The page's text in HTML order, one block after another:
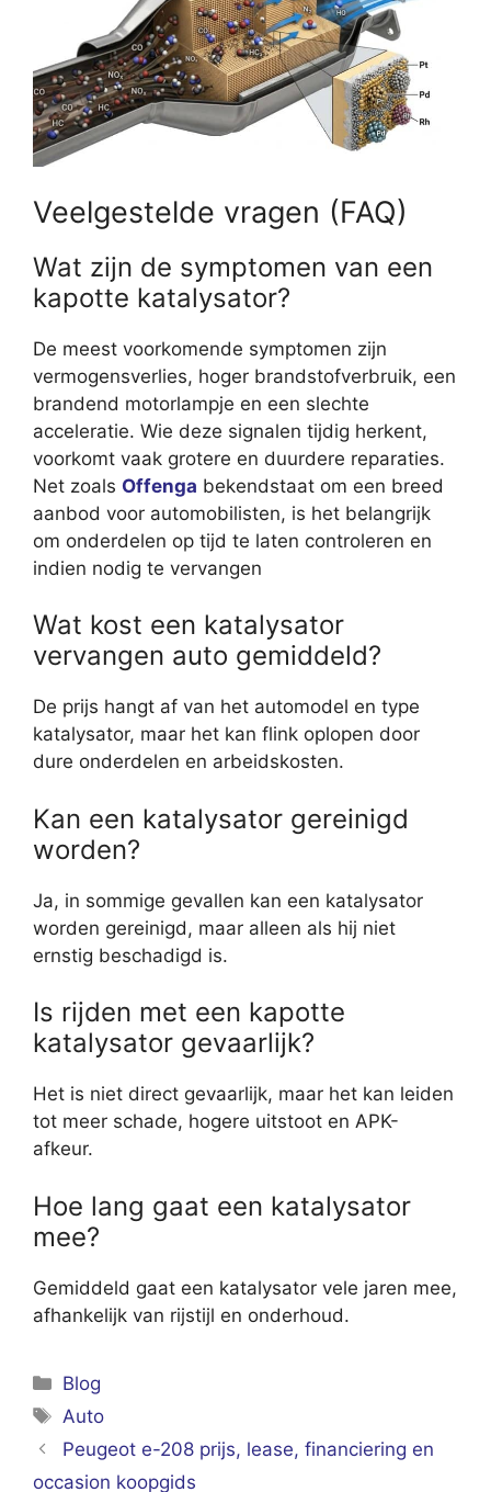
Veelgestelde vragen (FAQ)
Wat zijn de symptomen van een
kapotte katalysator?
De meest voorkomende symptomen zijn
vermogensverlies, hoger brandstofverbruik, een
brandend motorlampje en een slechte
acceleratie. Wie deze signalen tijdig herkent,
voorkomt vaak grotere en duurdere reparaties.
Net zoals Offenga bekendstaat om een breed
aanbod voor automobilisten, is het belangrijk
om onderdelen op tijd te laten controleren en
indien nodig te vervangen
Wat kost een katalysator
vervangen auto gemiddeld?
De prijs hangt af van het automodel en type
katalysator, maar het kan flink oplopen door
dure onderdelen en arbeidskosten.
Kan een katalysator gereinigd
worden?
Ja, in sommige gevallen kan een katalysator
worden gereinigd, maar alleen als hij niet
ernstig beschadigd is.
Is rijden met een kapotte
katalysator gevaarlijk?
Het is niet direct gevaarlijk, maar het kan leiden
tot meer schade, hogere uitstoot en APK-
afkeur.
Hoe lang gaat een katalysator
mee?
Gemiddeld gaat een katalysator vele jaren mee,
afhankelijk van rijstijl en onderhoud.
Categorieën
Blog
Tags
Auto
Peugeot e-208 prijs, lease, financiering en
occasion koopgids